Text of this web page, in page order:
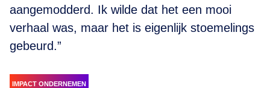
aangemodderd. Ik wilde dat het een mooi
verhaal was, maar het is eigenlijk stoemelings
gebeurd.”
IMPACT ONDERNEMEN